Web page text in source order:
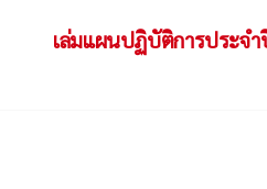
เล่มแผนปฏิบัติการประจ